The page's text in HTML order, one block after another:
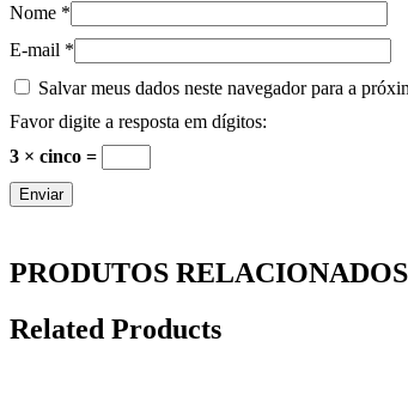
Nome *
E-mail *
Salvar meus dados neste navegador para a
Favor digite a resposta em dígitos:
3 × cinco =
PRODUTOS RELACIONADOS
Related Products